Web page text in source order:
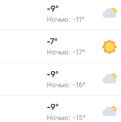
-9°
Ночью: -11°
-7°
Ночью: -17°
-9°
Ночью: -16°
-9°
Ночью: -15°